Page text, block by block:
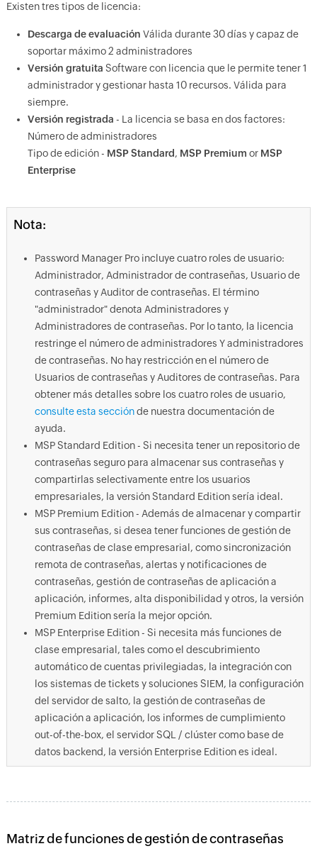
Existen tres tipos de licencia:
Descarga de evaluación Válida durante 30 días y capaz de
soportar máximo 2 administradores
Versión gratuita Software con licencia que le permite tener 1
administrador y gestionar hasta 10 recursos. Válida para
siempre.
Versión registrada - La licencia se basa en dos factores:
Número de administradores
Tipo de edición - MSP Standard, MSP Premium or MSP
Enterprise
Nota:
Password Manager Pro incluye cuatro roles de usuario:
Administrador, Administrador de contraseñas, Usuario de
contraseñas y Auditor de contraseñas. El término
"administrador" denota Administradores y
Administradores de contraseñas. Por lo tanto, la licencia
restringe el número de administradores Y administradores
de contraseñas. No hay restricción en el número de
Usuarios de contraseñas y Auditores de contraseñas. Para
obtener más detalles sobre los cuatro roles de usuario,
consulte esta secciónde nuestra documentación de
ayuda.
MSP Standard Edition - Si necesita tener un repositorio de
contraseñas seguro para almacenar sus contraseñas y
compartirlas selectivamente entre los usuarios
empresariales, la versión Standard Edition sería ideal.
MSP Premium Edition - Además de almacenar y compartir
sus contraseñas, si desea tener funciones de gestión de
contraseñas de clase empresarial, como sincronización
remota de contraseñas, alertas y notificaciones de
contraseñas, gestión de contraseñas de aplicación a
aplicación, informes, alta disponibilidad y otros, la versión
Premium Edition sería la mejor opción.
MSP Enterprise Edition - Si necesita más funciones de
clase empresarial, tales como el descubrimiento
automático de cuentas privilegiadas, la integración con
los sistemas de tickets y soluciones SIEM, la configuración
del servidor de salto, la gestión de contraseñas de
aplicación a aplicación, los informes de cumplimiento
out-of-the-box, el servidor SQL / clúster como base de
datos backend, la versión Enterprise Edition es ideal.
Matriz de funciones de gestión de contraseñas